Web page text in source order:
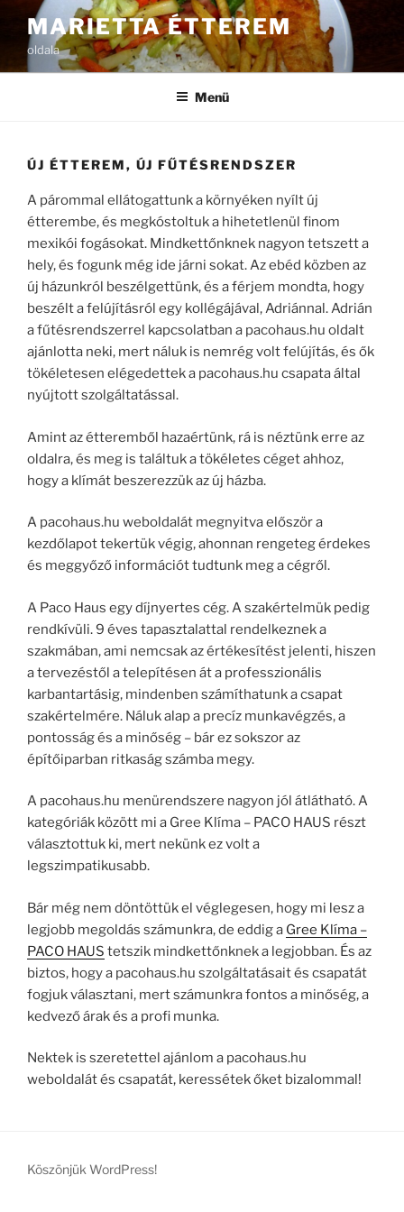
Tartalomhoz
MARIETTA ÉTTEREM
oldala
Menü
ÚJ ÉTTEREM, ÚJ FŰTÉSRENDSZER
A párommal ellátogattunk a környéken nyílt új
étterembe, és megkóstoltuk a hihetetlenül finom
mexikói fogásokat. Mindkettőnknek nagyon tetszett a
hely, és fogunk még ide járni sokat. Az ebéd közben az
új házunkról beszélgettünk, és a férjem mondta, hogy
beszélt a felújításról egy kollégájával, Adriánnal. Adrián
a fűtésrendszerrel kapcsolatban a pacohaus.hu oldalt
ajánlotta neki, mert náluk is nemrég volt felújítás, és ők
tökéletesen elégedettek a pacohaus.hu csapata által
nyújtott szolgáltatással.
Amint az étteremből hazaértünk, rá is néztünk erre az
oldalra, és meg is találtuk a tökéletes céget ahhoz,
hogy a klímát beszerezzük az új házba.
A pacohaus.hu weboldalát megnyitva először a
kezdőlapot tekertük végig, ahonnan rengeteg érdekes
és meggyőző információt tudtunk meg a cégről.
A Paco Haus egy díjnyertes cég. A szakértelmük pedig
rendkívüli. 9 éves tapasztalattal rendelkeznek a
szakmában, ami nemcsak az értékesítést jelenti, hiszen
a tervezéstől a telepítésen át a professzionális
karbantartásig, mindenben számíthatunk a csapat
szakértelmére. Náluk alap a precíz munkavégzés, a
pontosság és a minőség – bár ez sokszor az
építőiparban ritkaság számba megy.
A pacohaus.hu menürendszere nagyon jól átlátható. A
kategóriák között mi a Gree Klíma – PACO HAUS részt
választottuk ki, mert nekünk ez volt a
legszimpatikusabb.
Bár még nem döntöttük el véglegesen, hogy mi lesz a
legjobb megoldás számunkra, de eddig a Gree Klíma –
PACO HAUS tetszik mindkettőnknek a legjobban. És az
biztos, hogy a pacohaus.hu szolgáltatásait és csapatát
fogjuk választani, mert számunkra fontos a minőség, a
kedvező árak és a profi munka.
Nektek is szeretettel ajánlom a pacohaus.hu
weboldalát és csapatát, keressétek őket bizalommal!
Köszönjük WordPress!